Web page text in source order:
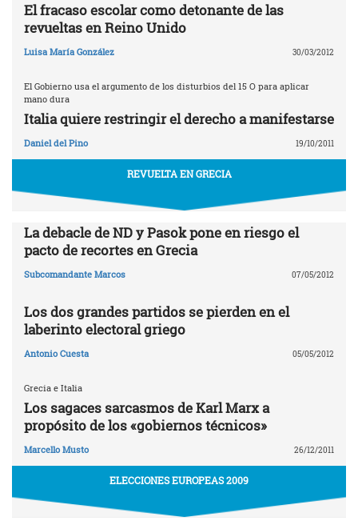
El fracaso escolar como detonante de las
revueltas en Reino Unido
Luisa María González 30/03/2012
El Gobierno usa el argumento de los disturbios del 15 O para aplicar
mano dura
Italia quiere restringir el derecho a manifestarse
Daniel del Pino 19/10/2011
REVUELTA EN GRECIA
La debacle de ND y Pasok pone en riesgo el
pacto de recortes en Grecia
Subcomandante Marcos 07/05/2012
Los dos grandes partidos se pierden en el
laberinto electoral griego
Antonio Cuesta 05/05/2012
Grecia e Italia
Los sagaces sarcasmos de Karl Marx a
propósito de los «gobiernos técnicos»
Marcello Musto 26/12/2011
ELECCIONES EUROPEAS 2009